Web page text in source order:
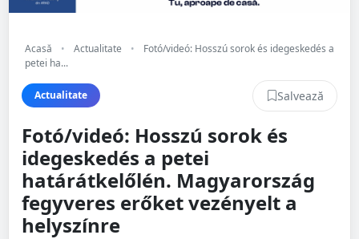
Acasă • Actualitate •
Fotó/videó: Hosszú sorok és idegeskedés a
petei ha...
Actualitate Salvează
Fotó/videó: Hosszú sorok és
idegeskedés a petei
határátkelőlén. Magyarország
fegyveres erőket vezényelt a
helyszínre